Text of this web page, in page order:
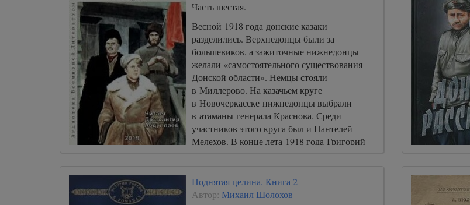
Часть шестая.
Весной 1918 года донские казаки
разделились. Верхнедонцы были за
большевиков, а зажиточные нижнедонцы
желали «самостоятельного существования
Донской области». Немцы стояли
в Миллерово. На казачьем круге
в Новочеркасске нижнедонцы выбрали
в атаманы генерала Краснова. Среди
участников этого круга был и Пантелей
Мелехов. В конце лета 1918 года Григорий
составе Донской армии, воюя с красными в
районе станицы Кумлыженской.
Поднятая целина. Книга 2
Автор: Михаил Шолохов